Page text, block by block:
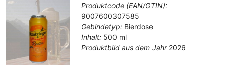
Produktcode (EAN/GTIN):
9007600307585
Gebindetyp: Bierdose
Inhalt:500 ml
Produktbild aus dem Jahr 2026